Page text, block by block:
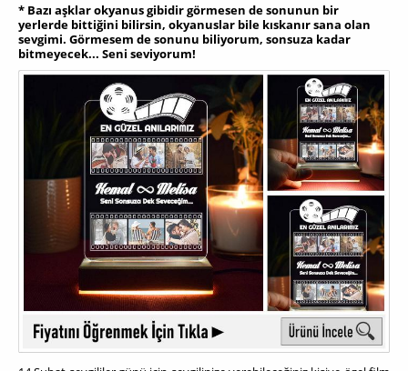
* Bazı aşklar okyanus gibidir görmesen de sonunun bir
yerlerde bittiğini bilirsin, okyanuslar bile kıskanır sana olan
sevgimi. Görmesem de sonunu biliyorum, sonsuza kadar
bitmeyecek... Seni seviyorum!